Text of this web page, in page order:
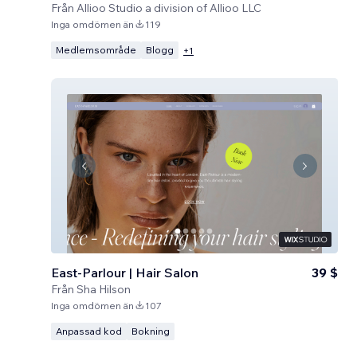
Från Allioo Studio a division of Allioo LLC
Inga omdömen än 119
Medlemsområde Blogg +1
East-Parlour | Hair Salon
Från Sha Hilson
39 $
Inga omdömen än 107
Anpassad kod Bokning